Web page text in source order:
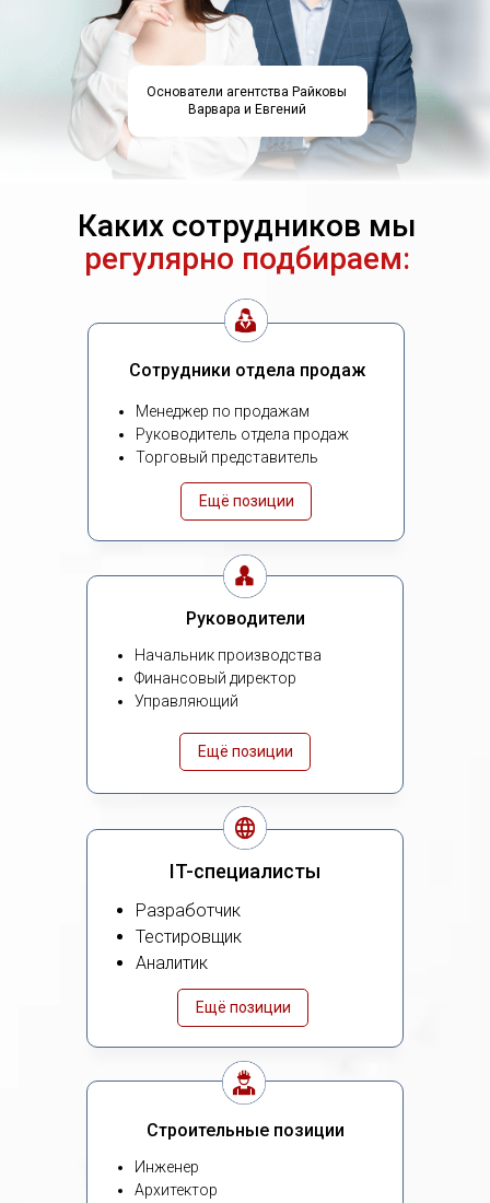
Основатели агентства Райковы
Варвара и Евгений
Каких сотрудников мы
регулярно подбираем:
Сотрудники отдела продаж
Менеджер по продажам
Руководитель отдела продаж
Торговый представитель
Ещё позиции
Руководители
Начальник производства
Финансовый директор
Управляющий
Ещё позиции
IT-специалисты
Разработчик
Тестировщик
Аналитик
Ещё позиции
Строительные позиции
Инженер
Архитектор